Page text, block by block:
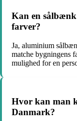
Kan en
farver?
Ja, aluminium
matche bygningens
mulighed for en
Hvor kan man
Danmark?